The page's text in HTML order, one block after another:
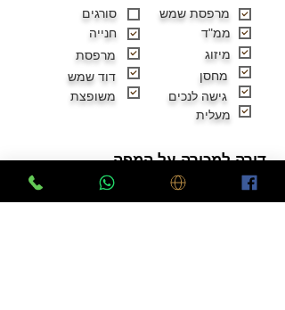
סורגים
חנייה
מרפסת
דוד שמש
משופצת
מרפסת שמש
ממ"ד
מיזוג
מחסן
גישה לנכים
מעלית
דירה למכירה על המפה